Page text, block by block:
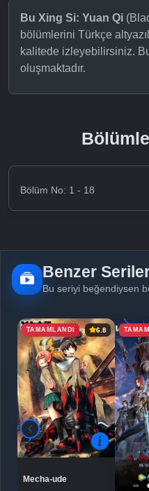
Bu Xing Si: Yuan Qi
bölümlerini Türkçe
kalitede izleyebilirsiniz.
oluşmaktadır.
Bölüm No: 1 - 18
Benzer
Bu seriyi beğendiysen
TAMAMLANDI 6.8
Mecha-ude